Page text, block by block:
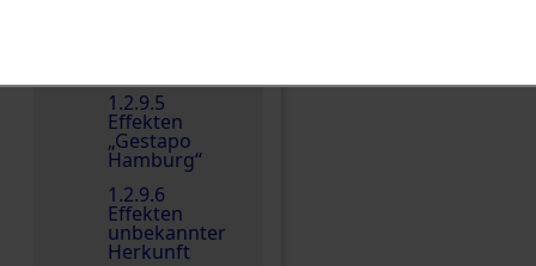
1.2.9.5
Effekten
„Gestapo
Hamburg“
1.2.9.6
Effekten
unbekannter
Herkunft